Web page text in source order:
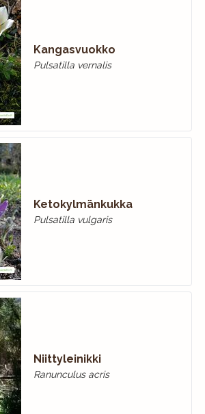
Kangasvuokko
Pulsatilla vernalis
Ketokylmänkukka
Pulsatilla vulgaris
Niittyleinikki
Ranunculus acris